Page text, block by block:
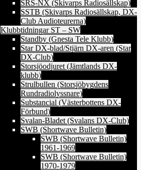
SRS-NX (Skivarps Radiosällskap)
SSTB (Skivarps Radiosällskap, DX-
Club Audioteurerna)
Klubbtidningar ST – SW
Standby (Gnesta Tele Klubb)
Star DX-blad/Stjärn DX-aren (Star
DX-Club)
Storsjöodjuret (Jämtlands DX-
klubb)
Strulbullen (Storsjöbygdens
Rundradiolyssnare)
Substancial (Västerbottens DX-
Förbund)
Svalan-Bladet (Svalans DX-Club)
SWB (Shortwave Bulletin)
SWB (Shortwave Bulletin)
1961-1969
SWB (Shortwave Bulletin)
1970-1979